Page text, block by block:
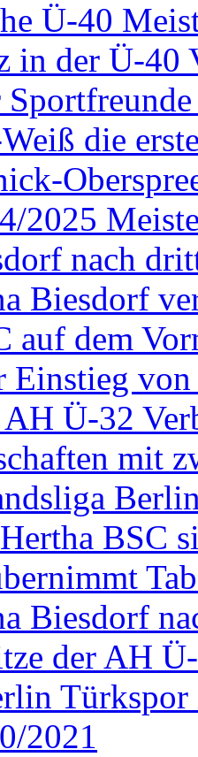
Ü-40
in der Ü-40
die
2025
nach
Biesdorf
auf dem
Einstieg
Ü-32
mit
BSC
Biesdorf
der AH
Türkspor
2021